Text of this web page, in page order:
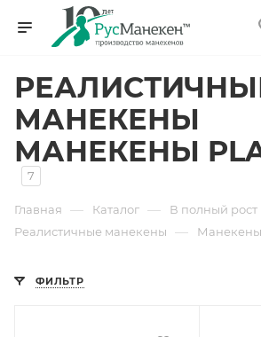
МАНЕКЕНЫ
МАНЕКЕНЫ
7
Главная — Каталог — В полный рост
Реалистичные манекены —
ФИЛЬТР